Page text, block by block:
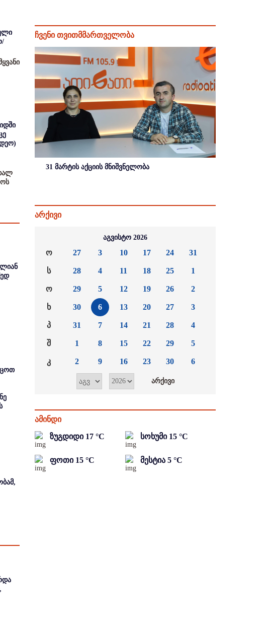
ჩვენი თვითმმართველობა
31 მარტის აქციის მნიშვნელობა
არქივი
აგვისტო 2026
ო
ს
ო
ხ
პ
შ
კ
27
28
29
30
31
1
2
3
4
5
6
7
8
9
10
11
12
13
14
15
16
17
18
19
20
21
22
23
24
25
26
27
28
29
30
31
1
2
3
4
5
6
ამინდი
ზუგდიდი 17 °C სოხუმი 15 °C
ფოთი 15 °C მესტია 5 °C